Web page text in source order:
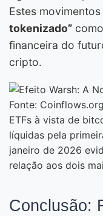
Estes
tokenizado”
financeira do
cripto.
Fonte:
ETFs à vista de
líquidas pela
janeiro de 2026
relação aos dois
Conclusão: